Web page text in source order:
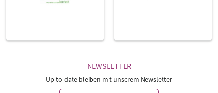
NEWSLETTER
Up-to-date bleiben mit unserem Newsletter